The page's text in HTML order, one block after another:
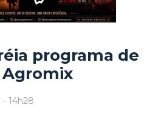
programa de
Agromix
14h28